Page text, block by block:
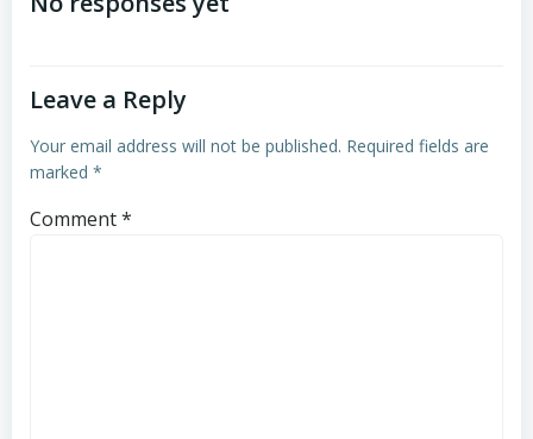
Leave a Reply
Your email address will not be published. Required fields are
marked *
Comment*